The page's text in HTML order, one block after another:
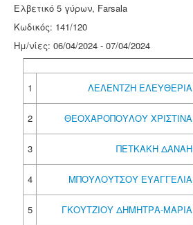
Ελβετικό 5 γύρων, Farsala
Κωδικός: 141/120
Ημ/νίες: 06/04/2024 - 07/04/2024
1
ΛΕΛΕΝΤΖΗ ΕΛΕΥΘΕΡΙΑ
2 ΘΕΟΧΑΡΟΠΟΥΛΟΥ ΧΡΙΣΤΙΝΑ
3 ΠΕΤΚΑΚΗ ΔΑΝΑΗ
4
ΜΠΟΥΛΟΥΤΣΟΥ ΕΥΑΓΓΕΛΙΑ
5 ΓΚΟΥΤΖΙΟΥ ΔΗΜΗΤΡΑ-ΜΑΡΙΑ